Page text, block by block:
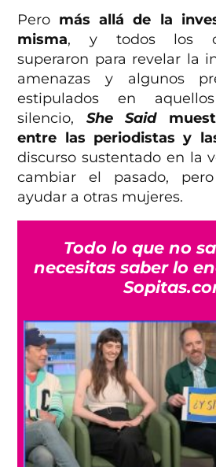
Pero más allá de la
misma, y todos los
superaron para revelar la
amenazas y algunos
estipulados en
silencio, She Said
entre las periodistas y
discurso sustentado en la
cambiar el pasado,
ayudar a otras mujeres.
Todo lo que no
necesitas saber lo